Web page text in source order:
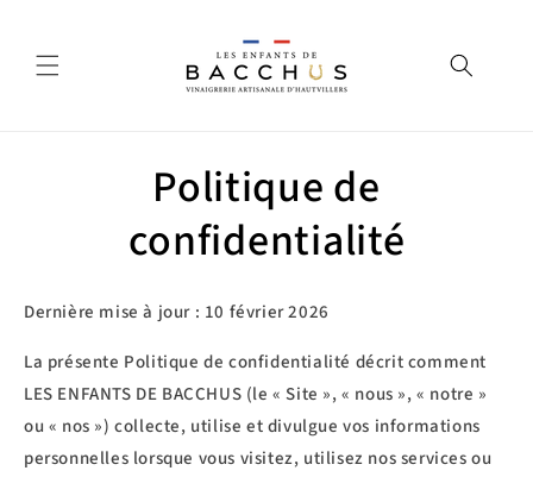
contenu
Politique de
confidentialité
Dernière mise à jour : 10 février 2026
La présente Politique de confidentialité décrit comment
LES ENFANTS DE BACCHUS (le « Site », « nous », « notre »
ou « nos ») collecte, utilise et divulgue vos informations
personnelles lorsque vous visitez, utilisez nos services ou